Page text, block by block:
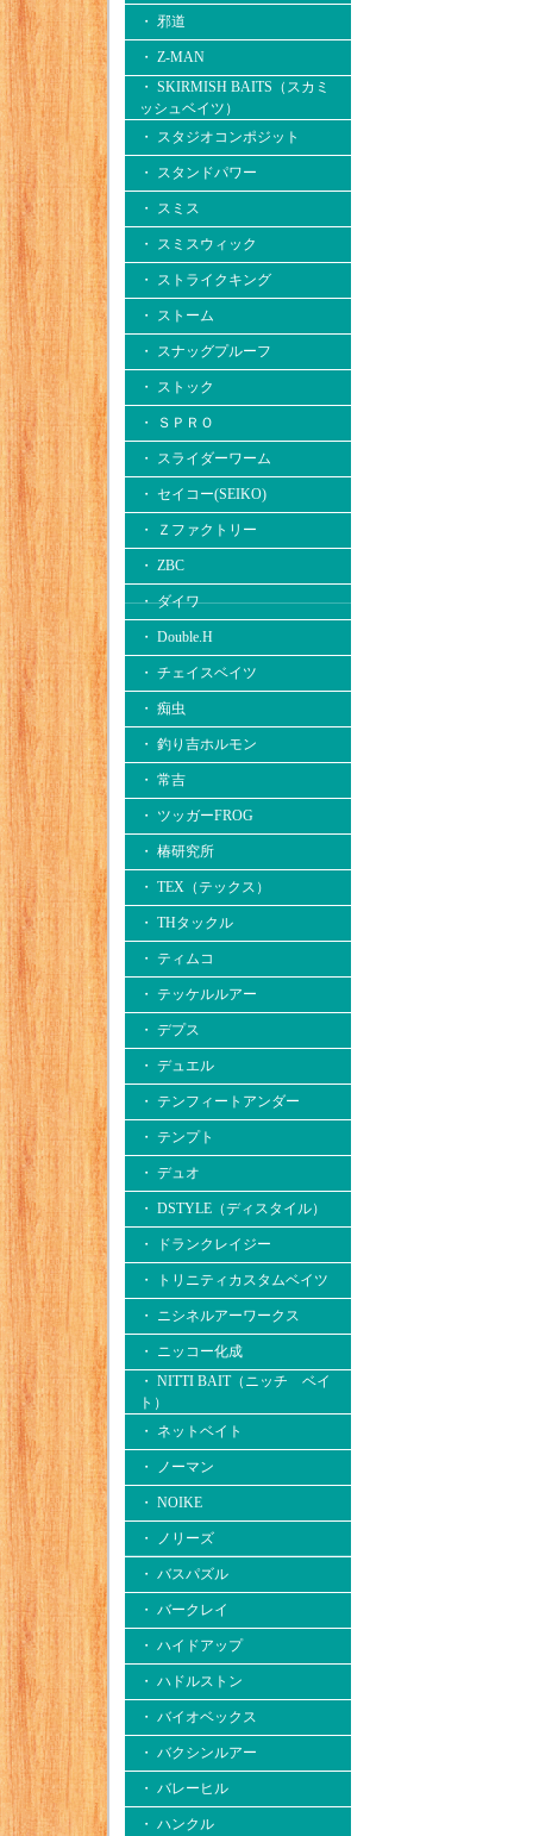
・ 邪道
・ Z-MAN
・ SKIRMISH BAITS（スカミ
ッシュベイツ）
・ スタジオコンポジット
・ スタンドパワー
・ スミス
・ スミスウィック
・ ストライクキング
・ ストーム
・ スナッグプルーフ
・ ストック
・ ＳＰＲＯ
・ スライダーワーム
・ セイコー(SEIKO)
・ Ｚファクトリー
・ ZBC
・ ダイワ
・ Double.H
・ チェイスベイツ
・ 痴虫
・ 釣り吉ホルモン
・ 常吉
・ ツッガーFROG
・ 椿研究所
・ TEX（テックス）
・ THタックル
・ ティムコ
・ テッケルルアー
・ デプス
・ デュエル
・ テンフィートアンダー
・ テンプト
・ デュオ
・ DSTYLE（ディスタイル）
・ ドランクレイジー
・ トリニティカスタムベイツ
・ ニシネルアーワークス
・ ニッコー化成
・ NITTI BAIT（ニッチ ベイ
ト）
・ ネットベイト
・ ノーマン
・ NOIKE
・ ノリーズ
・ バスパズル
・ バークレイ
・ ハイドアップ
・ ハドルストン
・ バイオベックス
・ バクシンルアー
・ バレーヒル
・ ハンクル